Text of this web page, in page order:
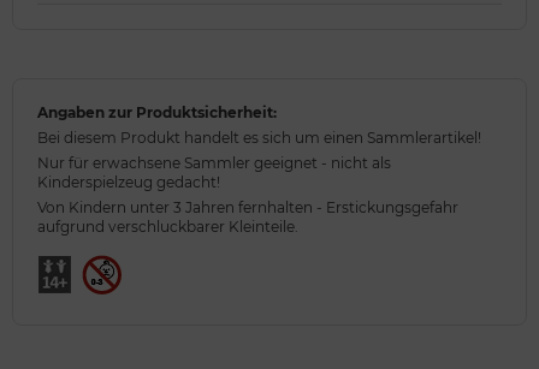
Angaben zur Produktsicherheit:
Bei diesem Produkt handelt es sich um einen Sammlerartikel!
Nur für erwachsene Sammler geeignet - nicht als
Kinderspielzeug gedacht!
Von Kindern unter 3 Jahren fernhalten - Erstickungsgefahr
aufgrund verschluckbarer Kleinteile.